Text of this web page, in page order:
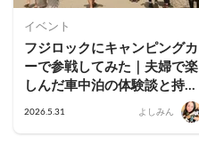
イベント
フジロックにキャンピングカ
ーで参戦してみた｜夫婦で楽
しんだ車中泊の体験談と持ち
2026.5.31 よしみん